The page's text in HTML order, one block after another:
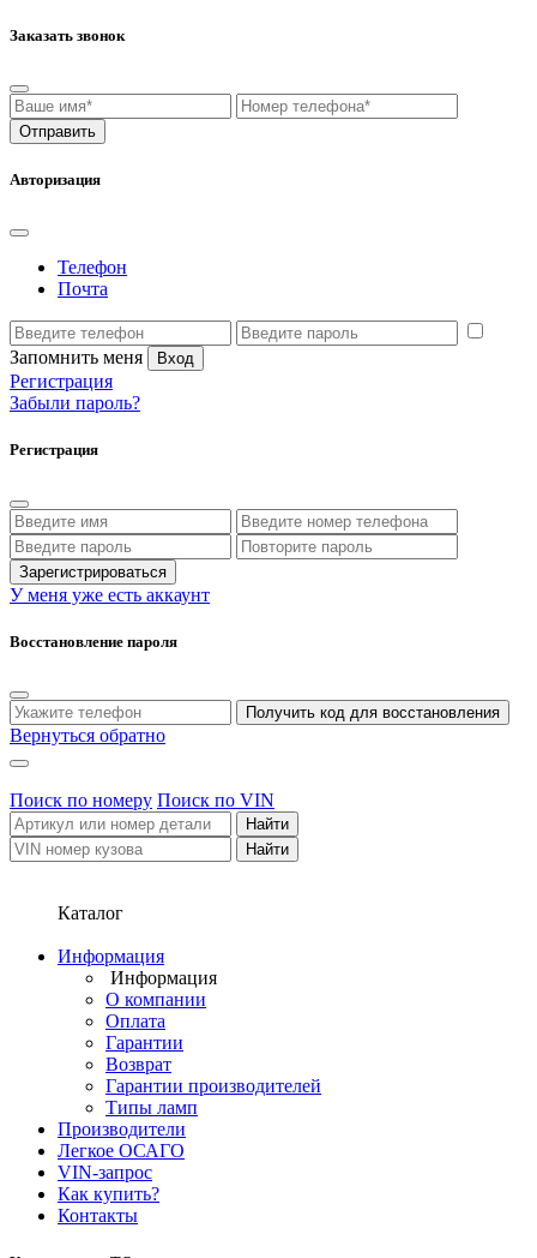
Заказать звонок
Авторизация
Телефон
Почта
Запомнить меня Вход
Регистрация
Забыли пароль?
Регистрация
Зарегистрироваться
У меня уже есть аккаунт
Восстановление пароля
Получить код для восстановления
Вернуться обратно
Поиск по номеру Поиск по VIN
Каталог
Информация
Информация
О компании
Оплата
Гарантии
Возврат
Гарантии производителей
Типы ламп
Производители
Легкое ОСАГО
VIN-запрос
Как купить?
Контакты